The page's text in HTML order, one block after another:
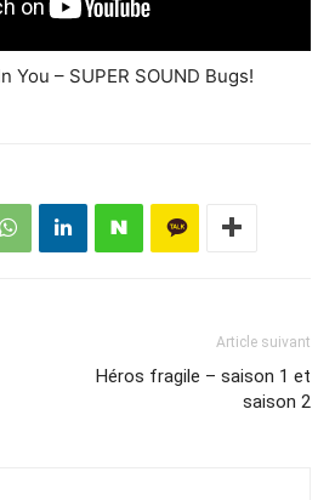
You – SUPER SOUND Bugs!
Article suivant
Héros fragile – saison 1 et
saison 2